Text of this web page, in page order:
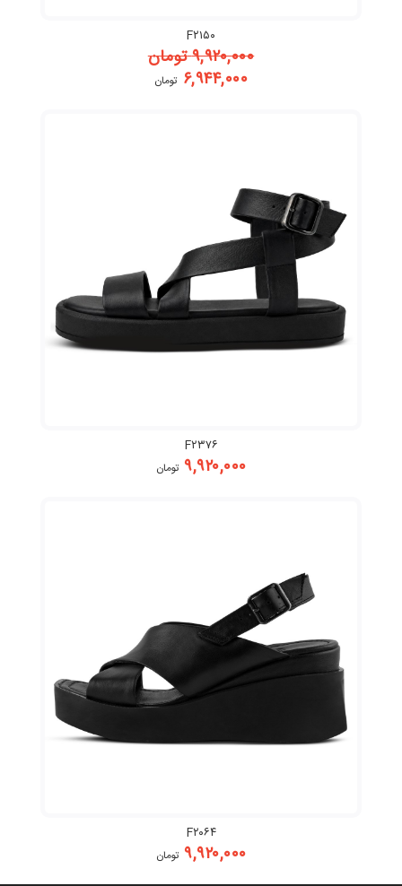
F۲۱۵۰
۹,۹۲۰,۰۰۰تومان
۶,۹۴۴,۰۰۰ تومان
F۲۳۷۶
۹,۹۲۰,۰۰۰ تومان
F۲۰۶۴
۹,۹۲۰,۰۰۰ تومان